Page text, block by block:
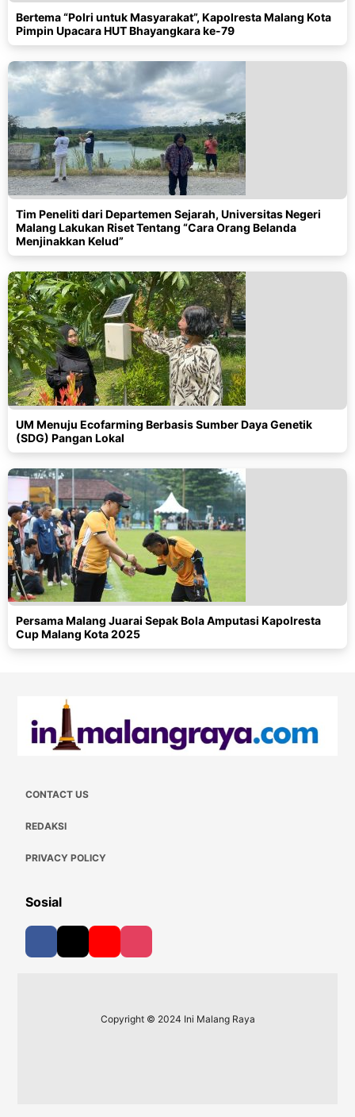
Bertema “Polri untuk Masyarakat”, Kapolresta Malang Kota
Pimpin Upacara HUT Bhayangkara ke-79
Tim Peneliti dari Departemen Sejarah, Universitas Negeri
Malang Lakukan Riset Tentang “Cara Orang Belanda
Menjinakkan Kelud”
UM Menuju Ecofarming Berbasis Sumber Daya Genetik
(SDG) Pangan Lokal
Persama Malang Juarai Sepak Bola Amputasi Kapolresta
Cup Malang Kota 2025
CONTACT US
REDAKSI
PRIVACY POLICY
Sosial
Copyright © 2024 Ini Malang Raya